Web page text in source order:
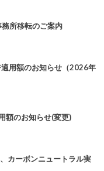
所移転のご案内
用額のお知らせ（2026年
額のお知らせ(変更)
カーボンニュートラル実